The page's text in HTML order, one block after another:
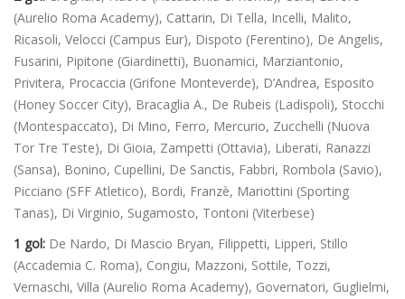
(Aurelio Roma Academy), Cattarin, Di Tella, Incelli, Malito,
Ricasoli, Velocci (Campus Eur), Dispoto (Ferentino), De Angelis,
Fusarini, Pipitone (Giardinetti), Buonamici, Marziantonio,
Privitera, Procaccia (Grifone Monteverde), D’Andrea, Esposito
(Honey Soccer City), Bracaglia A., De Rubeis (Ladispoli), Stocchi
(Montespaccato), Di Mino, Ferro, Mercurio, Zucchelli (Nuova
Tor Tre Teste), Di Gioia, Zampetti (Ottavia), Liberati, Ranazzi
(Sansa), Bonino, Cupellini, De Sanctis, Fabbri, Rombola (Savio),
Picciano (SFF Atletico), Bordi, Franzè, Mariottini (Sporting
Tanas), Di Virginio, Sugamosto, Tontoni (Viterbese)
1 gol: De Nardo, Di Mascio Bryan, Filippetti, Lipperi, Stillo
(Accademia C. Roma), Congiu, Mazzoni, Sottile, Tozzi,
Vernaschi, Villa (Aurelio Roma Academy), Governatori, Guglielmi,